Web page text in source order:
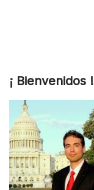
¡ Bienvenidos !